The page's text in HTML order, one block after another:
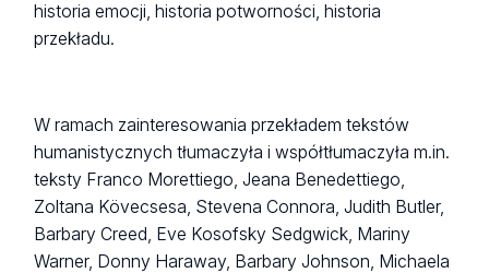
historia emocji, historia potworności, historia
przekładu.
W ramach zainteresowania przekładem tekstów
humanistycznych tłumaczyła i współtłumaczyła m.in.
teksty Franco Morettiego, Jeana Benedettiego,
Zoltana Kövecsesa, Stevena Connora, Judith Butler,
Barbary Creed, Eve Kosofsky Sedgwick, Mariny
Warner, Donny Haraway, Barbary Johnson, Michaela